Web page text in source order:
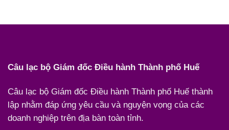
Câu lạc bộ Giám đốc Điều hành Thành phố Huế
Câu lạc bộ Giám đốc Điều hành Thành phố Huế thành
lập nhằm đáp ứng yêu cầu và nguyện vọng của các
doanh nghiệp trên địa bàn toàn tỉnh.